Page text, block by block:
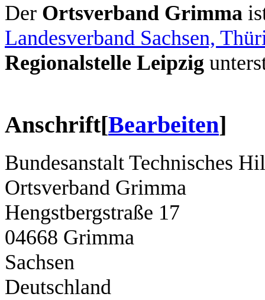
Der Ortsverband Grimma
Landesverband Sachsen,
Regionalstelle Leipzig
Anschrift[Bearbeiten]
Bundesanstalt Technisches
Ortsverband Grimma
Hengstbergstraße 17
04668 Grimma
Sachsen
Deutschland